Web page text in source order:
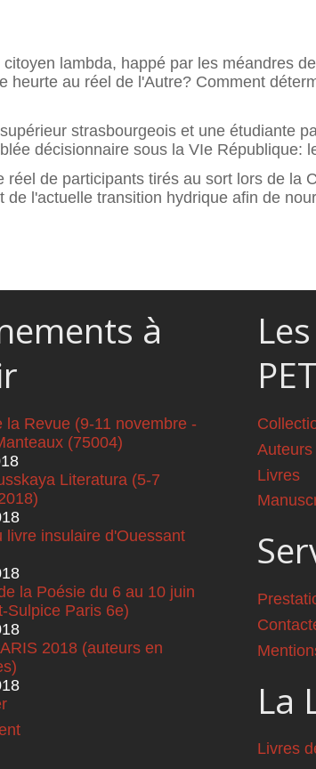
lambda, happé par les méandres
heurte au réel de l'Autre? Comment
strasbourgeois et une étudiante
décisionnaire sous la VIe République:
de participants tirés au sort lors de la
l'actuelle transition hydrique afin de
à
la Revue (9-11 novembre -
(75004)
Literatura (5-7
livre insulaire d'Ouessant
la Poésie du 6 au 10 juin
Sulpice Paris 6e)
2018 (auteurs en
Auteurs
Livres
La
Livres